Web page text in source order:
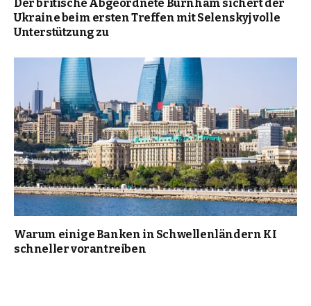
Der britische Abgeordnete Burnham sichert der
Ukraine beim ersten Treffen mit Selenskyj volle
Unterstützung zu
Warum einige Banken in Schwellenländern KI
schneller vorantreiben